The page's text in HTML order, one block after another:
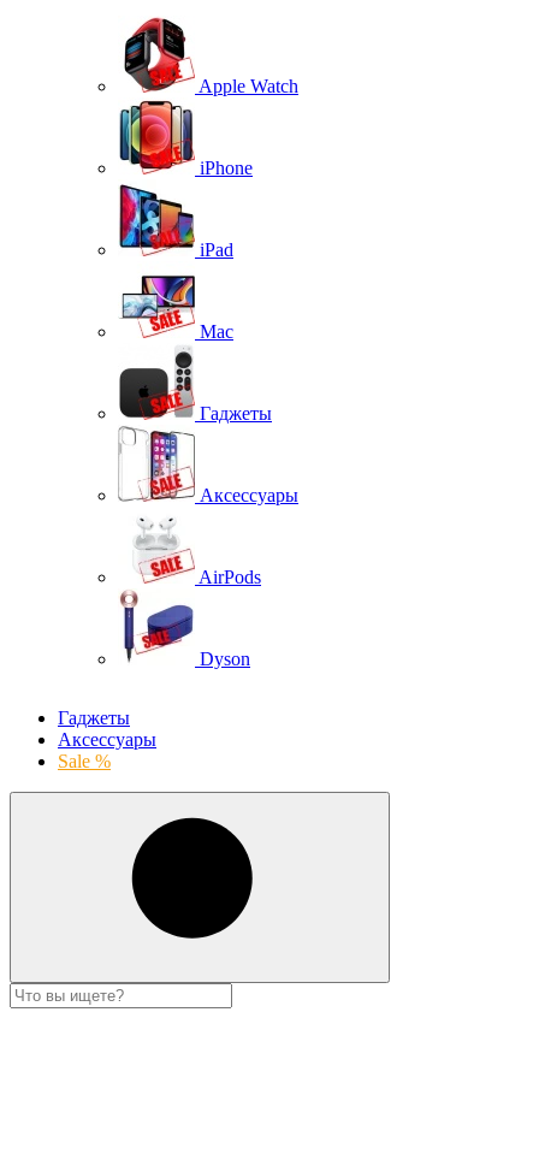
Apple Watch
iPhone
iPad
Mac
Гаджеты
Аксессуары
AirPods
Dyson
Гаджеты
Аксессуары
Sale %